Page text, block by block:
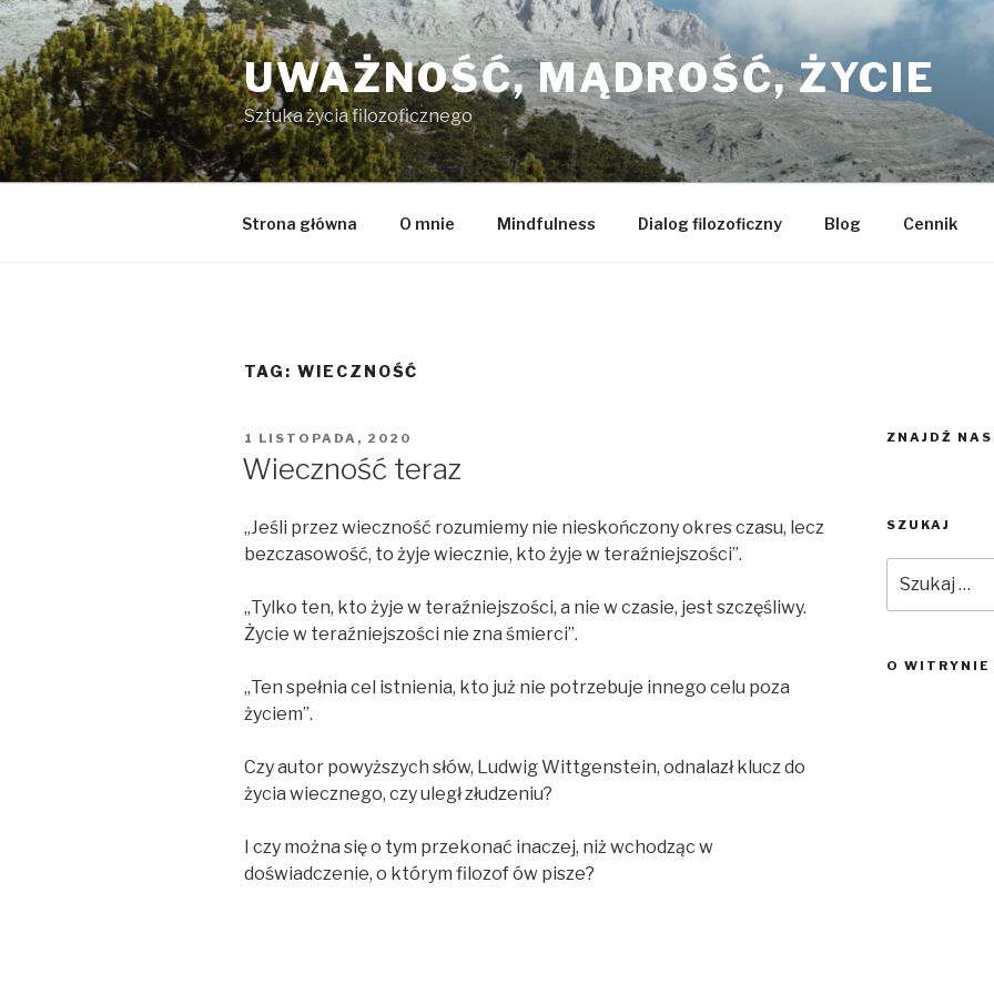
Przeskocz
do
treści
UWAŻNOŚĆ, MĄDROŚĆ, ŻYCIE
Sztuka życia filozoficznego
Strona główna O mnie Mindfulness Dialog filozoficzny Blog Cennik
TAG: WIECZNOŚĆ
OPUBLIKOWANE
W
1 LISTOPADA, 2020
Wieczność teraz
„Jeśli przez wieczność rozumiemy nie nieskończony okres czasu, lecz
bezczasowość, to żyje wiecznie, kto żyje w teraźniejszości”.
„Tylko ten, kto żyje w teraźniejszości, a nie w czasie, jest szczęśliwy.
Życie w teraźniejszości nie zna śmierci”.
„Ten spełnia cel istnienia, kto już nie potrzebuje innego celu poza
życiem”.
Czy autor powyższych słów, Ludwig Wittgenstein, odnalazł klucz do
życia wiecznego, czy uległ złudzeniu?
I czy można się o tym przekonać inaczej, niż wchodząc w
doświadczenie, o którym filozof ów pisze?
ZNAJDŹ NAS
SZUKAJ
O WITRYNIE